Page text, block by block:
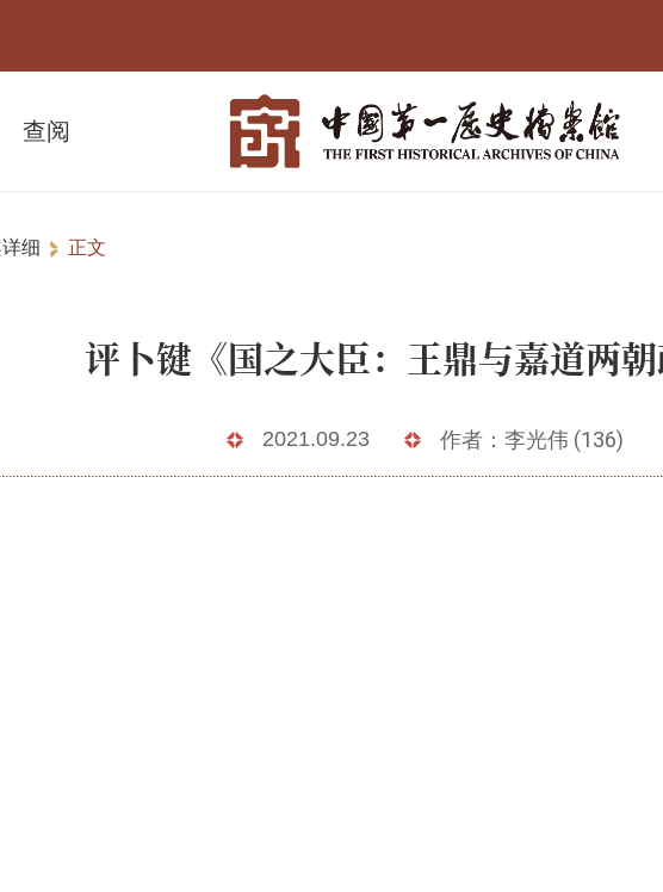
查阅
细 正文
评卜键《国之大臣：王鼎与嘉道两朝
2021.09.23 作者：李光伟 (136)